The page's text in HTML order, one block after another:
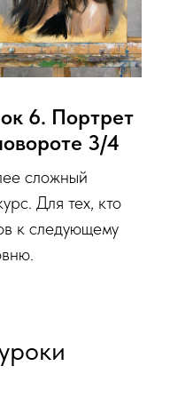
6. Портрет
3/4
сложный
Для тех, кто
к следующему